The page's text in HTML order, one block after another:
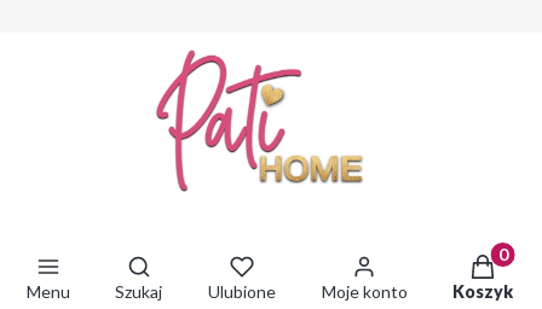
Menu
Otwórz wyszukiwarkę
Szukaj Ulubione Moje konto Koszyk